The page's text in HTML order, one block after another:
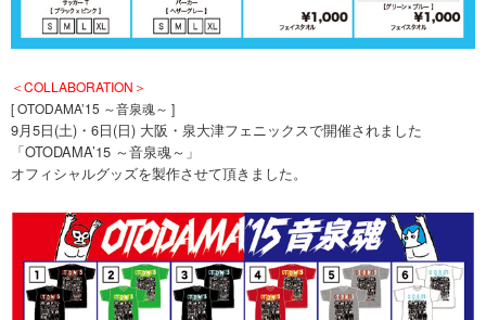
＜COLLABORATION＞
[ OTODAMA’15 ～音泉魂～ ]
9月5日(土)・6日(日) 大阪・泉大津フェニックスで開催されました
「OTODAMA’15 ～音泉魂～」
オフィシャルグッズを製作させて頂きました。